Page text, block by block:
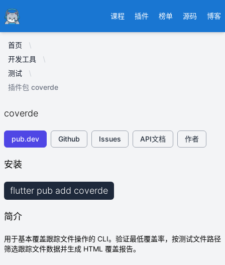
Ducafecat 课程 插件 榜单 源码 博客
首页
开发工具
测试
插件包 coverde
coverde
pub.dev Github Issues API文档 作者
安装
flutter pub add coverde
简介
用于基本覆盖跟踪文件操作的 CLI。验证最低覆盖率，按测试文件路径
筛选跟踪文件数据并生成 HTML 覆盖报告。